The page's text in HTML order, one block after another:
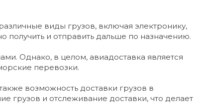
виды грузов, включая электронику,
получить и отправить дальше по назначению.
Однако, в целом, авиадоставка является
перевозки.
возможность доставки грузов в
грузов и отслеживание доставки, что делает